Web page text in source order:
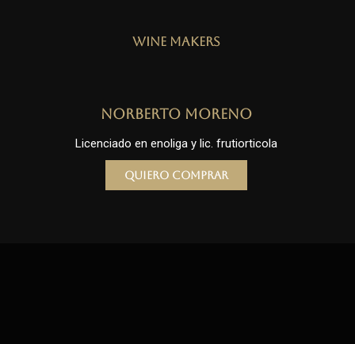
Wine Makers
Norberto Moreno
Licenciado en enoliga y lic. frutiorticola
Quiero comprar